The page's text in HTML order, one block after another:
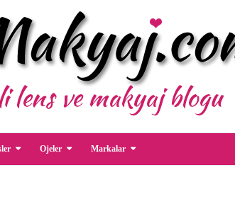
Ojeler Markalar